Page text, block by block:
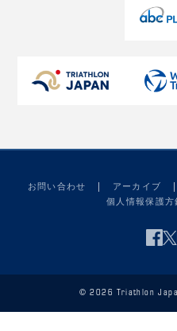
お問い合わせ アーカイブ
個人情報保護方
© 2026 Triathlon